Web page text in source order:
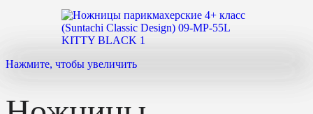
Нажмите, чтобы увеличить